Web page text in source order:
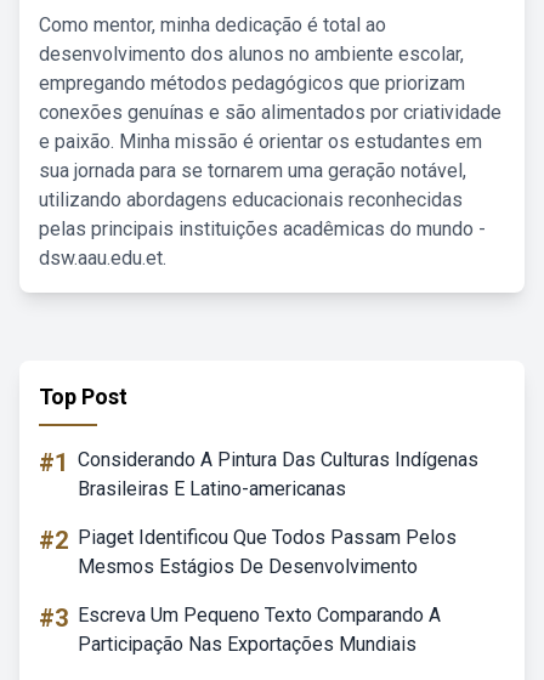
Como mentor, minha dedicação é total ao
desenvolvimento dos alunos no ambiente escolar,
empregando métodos pedagógicos que priorizam
conexões genuínas e são alimentados por criatividade
e paixão. Minha missão é orientar os estudantes em
sua jornada para se tornarem uma geração notável,
utilizando abordagens educacionais reconhecidas
pelas principais instituições acadêmicas do mundo -
dsw.aau.edu.et.
Top Post
#1 Considerando A Pintura Das Culturas Indígenas
Brasileiras E Latino-americanas
#2 Piaget Identificou Que Todos Passam Pelos
Mesmos Estágios De Desenvolvimento
#3 Escreva Um Pequeno Texto Comparando A
Participação Nas Exportações Mundiais